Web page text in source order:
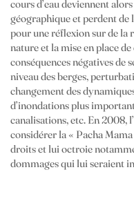
cours d’eau deviennent
géographique et perdent de
pour une réflexion sur de la
nature et la mise en place
conséquences négatives de
niveau des berges,
changement des
d’inondations plus
canalisations, etc. En 2008,
considérer la « Pacha
droits et lui octroie
dommages qui lui seraient